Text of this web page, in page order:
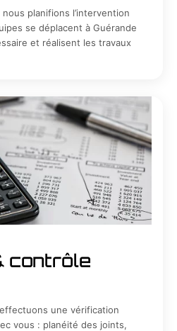
planifions l’intervention
se déplacent à Guérande
et réalisent les travaux
contrôle
une vérification
vous : planéité des joints,